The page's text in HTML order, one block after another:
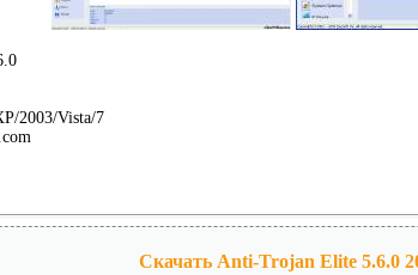
2003/Vista/7
Скачать Anti-Trojan Elite 5.6.0